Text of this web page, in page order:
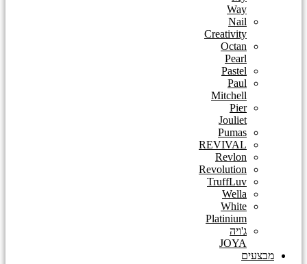
Way
Nail
Creativity
Octan
Pearl
Pastel
Paul
Mitchell
Pier
Jouliet
Pumas
REVIVAL
Revlon
Revolution
TruffLuv
Wella
White
Platinium
ג'ויה
JOYA
מבצעים